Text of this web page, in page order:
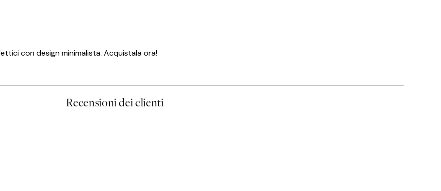
con design minimalista. Acquistala ora!
Recensioni dei clienti